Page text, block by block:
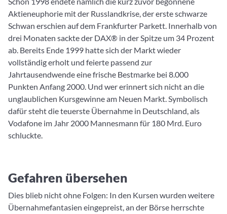
Aktieneuphorie mit der Russlandkrise, der erste schwarze
Schwan erschien auf dem Frankfurter Parkett. Innerhalb von
drei Monaten sackte der DAX® in der Spitze um 34 Prozent
ab. Bereits Ende 1999 hatte sich der Markt wieder
vollständig erholt und feierte passend zur
Jahrtausendwende eine frische Bestmarke bei 8.000
Punkten Anfang 2000. Und wer erinnert sich nicht an die
unglaublichen Kursgewinne am Neuen Markt. Symbolisch
dafür steht die teuerste Übernahme in Deutschland, als
Vodafone im Jahr 2000 Mannesmann für 180 Mrd. Euro
schluckte.
Gefahren übersehen
Dies blieb nicht ohne Folgen: In den Kursen wurden weitere
Übernahmefantasien eingepreist, an der Börse herrschte